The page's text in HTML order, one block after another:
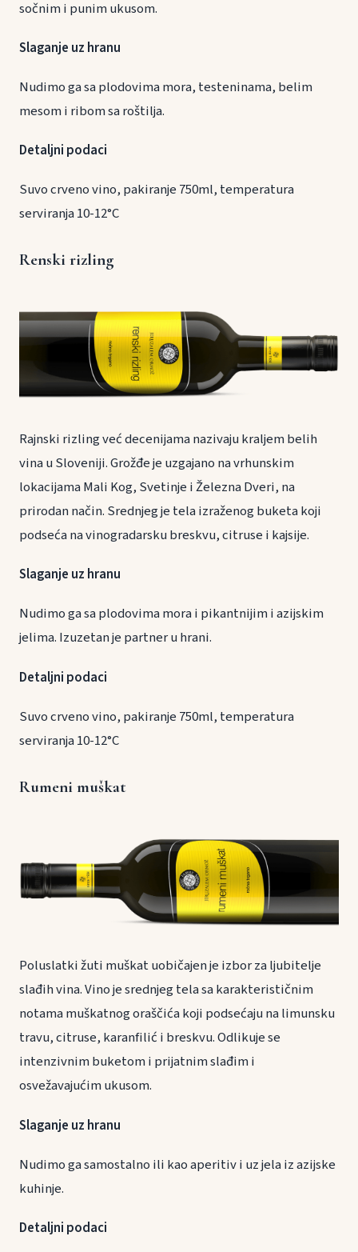
sočnim i punim ukusom.
Slaganje uz hranu
Nudimo ga sa plodovima mora, testeninama, belim
mesom i ribom sa roštilja.
Detaljni podaci
Suvo crveno vino, pakiranje 750ml, temperatura
serviranja 10-12°C
Renski rizling
Rajnski rizling već decenijama nazivaju kraljem belih
vina u Sloveniji. Grožđe je uzgajano na vrhunskim
lokacijama Mali Kog, Svetinje i Železna Dveri, na
prirodan način. Srednjeg je tela izraženog buketa koji
podseća na vinogradarsku breskvu, citruse i kajsije.
Slaganje uz hranu
Nudimo ga sa plodovima mora i pikantnijim i azijskim
jelima. Izuzetan je partner u hrani.
Detaljni podaci
Suvo crveno vino, pakiranje 750ml, temperatura
serviranja 10-12°C
Rumeni muškat
Poluslatki žuti muškat uobičajen je izbor za ljubitelje
slađih vina. Vino je srednjeg tela sa karakterističnim
notama muškatnog oraščića koji podsećaju na limunsku
travu, citruse, karanfilić i breskvu. Odlikuje se
intenzivnim buketom i prijatnim slađim i
osvežavajućim ukusom.
Slaganje uz hranu
Nudimo ga samostalno ili kao aperitiv i uz jela iz azijske
kuhinje.
Detaljni podaci